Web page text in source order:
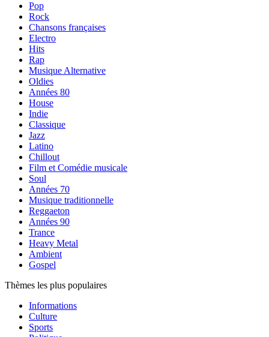
Pop
Rock
Chansons françaises
Electro
Hits
Rap
Musique Alternative
Oldies
Années 80
House
Indie
Classique
Jazz
Latino
Chillout
Film et Comédie musicale
Soul
Années 70
Musique traditionnelle
Reggaeton
Années 90
Trance
Heavy Metal
Ambient
Gospel
Thèmes les plus populaires
Informations
Culture
Sports